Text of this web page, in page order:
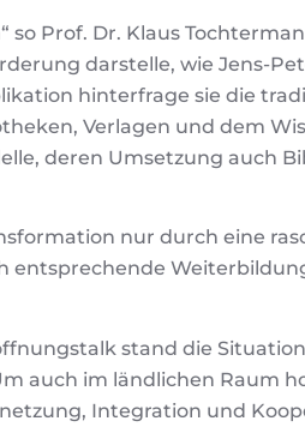
so Prof. Dr. Klaus
darstelle, wie Jens-
hinterfrage sie die
Verlagen und dem
deren Umsetzung auch
nur durch eine
entsprechende
stand die
auch im ländlichen Raum
Integration und